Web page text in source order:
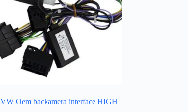
VW Oem backamera interface HIGH